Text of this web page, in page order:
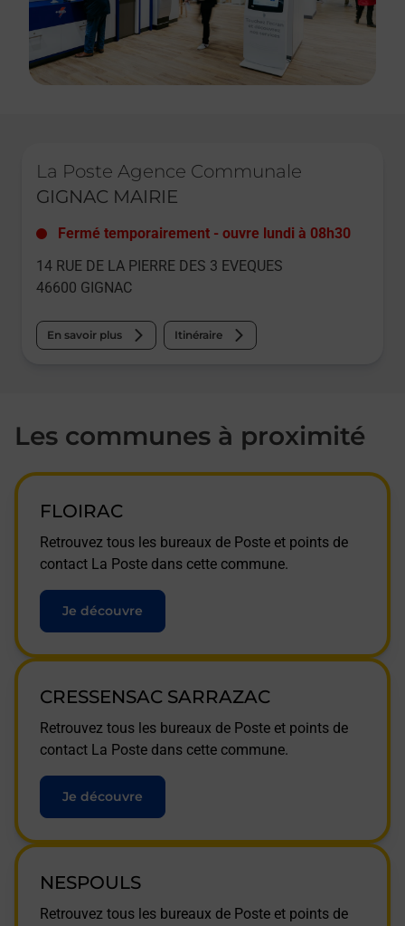
La Poste Agence Communale
GIGNAC MAIRIE
Fermé temporairement - ouvre lundi à 08h30
14 RUE DE LA PIERRE DES 3 EVEQUES
46600 GIGNAC
En savoir plus Itinéraire
Les communes à proximité
FLOIRAC
Retrouvez tous les bureaux de Poste et points de
contact La Poste dans cette commune.
Je découvre
CRESSENSAC SARRAZAC
Retrouvez tous les bureaux de Poste et points de
contact La Poste dans cette commune.
Je découvre
NESPOULS
Retrouvez tous les bureaux de Poste et points de